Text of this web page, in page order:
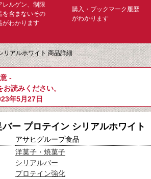
レルゲン、制限
を含まないその
がわかります
購入・ブックマーク履歴
がわかります
リアルホワイト 商品詳細
-
お読みください。
年5月27日
バー プロテイン シリアルホワイト
アサヒグループ食品
洋菓子・焼菓子
シリアルバー
プロテイン強化